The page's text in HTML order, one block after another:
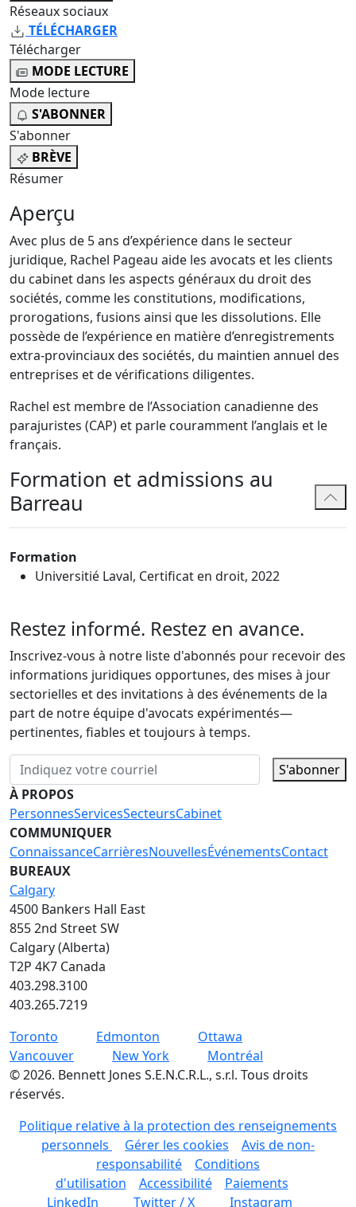
Réseaux sociaux
TÉLÉCHARGER
Télécharger
MODE LECTURE
Mode lecture
S'ABONNER
S'abonner
BRÈVE
Résumer
Aperçu
Avec plus de 5 ans d’expérience dans le secteur
juridique, Rachel Pageau aide les avocats et les clients
du cabinet dans les aspects généraux du droit des
sociétés, comme les constitutions, modifications,
prorogations, fusions ainsi que les dissolutions. Elle
possède de l’expérience en matière d’enregistrements
extra-provinciaux des sociétés, du maintien annuel des
entreprises et de vérifications diligentes.
Rachel est membre de l’Association canadienne des
parajuristes (CAP) et parle couramment l’anglais et le
français.
Formation et admissions au
Barreau
Formation
Universitié Laval, Certificat en droit, 2022
Restez informé. Restez en avance.
Inscrivez-vous à notre liste d'abonnés pour recevoir des
informations juridiques opportunes, des mises à jour
sectorielles et des invitations à des événements de la
part de notre équipe d'avocats expérimentés—
pertinentes, fiables et toujours à temps.
S'abonner
À PROPOS
PersonnesServicesSecteursCabinet
COMMUNIQUER
ConnaissanceCarrièresNouvellesÉvénementsContact
BUREAUX
Calgary
4500 Bankers Hall East
855 2nd Street SW
Calgary (Alberta)
T2P 4K7 Canada
403.298.3100
403.265.7219
Toronto
Edmonton
Ottawa
Vancouver
New York
Montréal
©2026. Bennett Jones S.E.N.C.R.L., s.r.l. Tous droits
réservés.
Politique relative à la protection des renseignements
personnels
Gérer les cookies
Avis de non-
responsabilité
Conditions
d'utilisation
Accessibilité
Paiements
LinkedIn
Twitter / X
Instagram